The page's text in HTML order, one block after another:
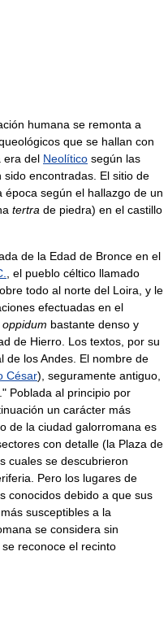
humana se remonta a
que se hallan con
era del Neolítico según las
encontradas. El sitio de
según el hallazgo de un
tertra de piedra) en el castillo
de la Edad de Bronce en el
, el pueblo céltico llamado
todo al norte del Loira, y le
efectuadas en el
oppidum bastante denso y
de Hierro. Los textos, por su
de los Andes. El nombre de
César), seguramente antiguo,
." Poblada al principio por
un carácter más
de la ciudad galorromana es
con detalle (la Plaza de
cuales se descubrieron
Pero los lugares de
conocidos debido a que sus
susceptibles a la
se considera sin
reconoce el recinto